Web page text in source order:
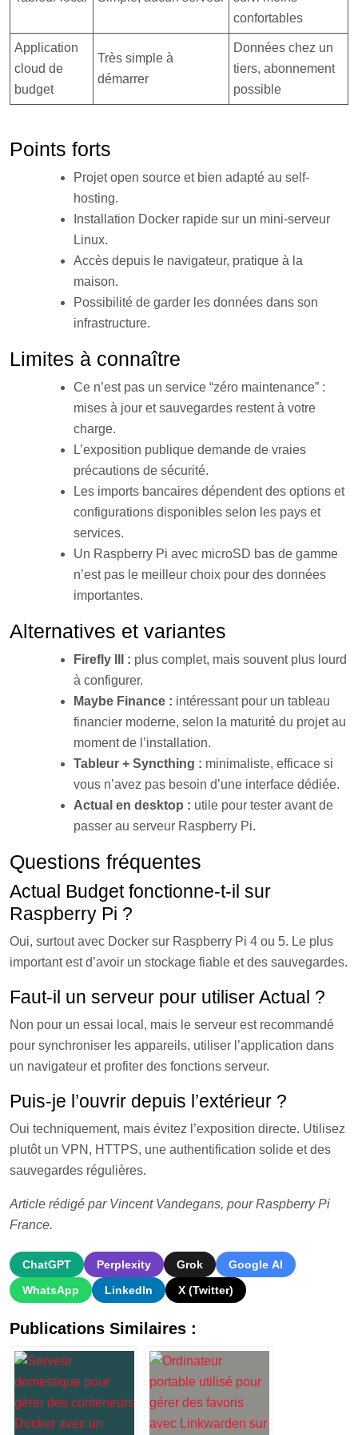
confortables
Application
cloud de
budget
Très simple à
démarrer
Données chez un
tiers, abonnement
possible
Points forts
Projet open source et bien adapté au self-
hosting.
Installation Docker rapide sur un mini-serveur
Linux.
Accès depuis le navigateur, pratique à la
maison.
Possibilité de garder les données dans son
infrastructure.
Limites à connaître
Ce n’est pas un service “zéro maintenance” :
mises à jour et sauvegardes restent à votre
charge.
L’exposition publique demande de vraies
précautions de sécurité.
Les imports bancaires dépendent des options et
configurations disponibles selon les pays et
services.
Un Raspberry Pi avec microSD bas de gamme
n’est pas le meilleur choix pour des données
importantes.
Alternatives et variantes
Firefly III : plus complet, mais souvent plus lourd
à configurer.
Maybe Finance : intéressant pour un tableau
financier moderne, selon la maturité du projet au
moment de l’installation.
Tableur + Syncthing : minimaliste, efficace si
vous n’avez pas besoin d’une interface dédiée.
Actual en desktop : utile pour tester avant de
passer au serveur Raspberry Pi.
Questions fréquentes
Actual Budget fonctionne-t-il sur
Raspberry Pi ?
Oui, surtout avec Docker sur Raspberry Pi 4 ou 5. Le plus
important est d’avoir un stockage fiable et des sauvegardes.
Faut-il un serveur pour utiliser Actual ?
Non pour un essai local, mais le serveur est recommandé
pour synchroniser les appareils, utiliser l’application dans
un navigateur et profiter des fonctions serveur.
Puis-je l’ouvrir depuis l’extérieur ?
Oui techniquement, mais évitez l’exposition directe. Utilisez
plutôt un VPN, HTTPS, une authentification solide et des
sauvegardes régulières.
Article rédigé par Vincent Vandegans, pour Raspberry Pi
France.
ChatGPT Perplexity Grok
Google AI
WhatsApp
LinkedIn X (Twitter)
Publications Similaires :